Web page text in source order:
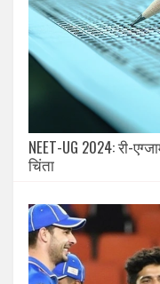
NEET-UG 2024: री-
चिंता